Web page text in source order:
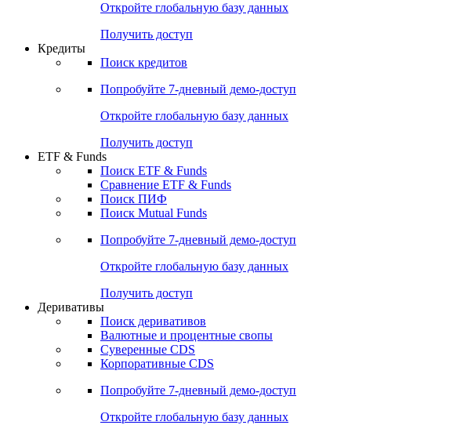
Откройте глобальную базу данных
Получить доступ
Кредиты
Поиск кредитов
Попробуйте 7-дневный демо-доступ
Откройте глобальную базу данных
Получить доступ
ETF & Funds
Поиск ETF & Funds
Сравнение ETF & Funds
Поиск ПИФ
Поиск Mutual Funds
Попробуйте 7-дневный демо-доступ
Откройте глобальную базу данных
Получить доступ
Деривативы
Поиск деривативов
Валютные и процентные свопы
Суверенные CDS
Корпоративные CDS
Попробуйте 7-дневный демо-доступ
Откройте глобальную базу данных